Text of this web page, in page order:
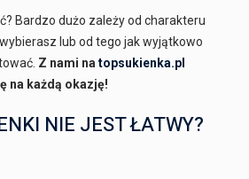
Bardzo dużo zależy od charakteru
lub od tego jak wyjątkowo
Z nami natopsukienka.pl
na każdą okazję!
NIE JEST ŁATWY?